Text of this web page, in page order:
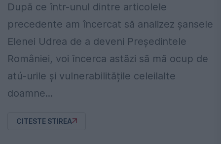
După ce într-unul dintre articolele
precedente am încercat să analizez șansele
Elenei Udrea de a deveni Președintele
României, voi încerca astăzi să mă ocup de
atú-urile și vulnerabilitățile celeilalte
doamne...
CITESTE STIREA